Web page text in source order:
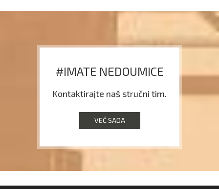
#IMATE NEDOUMICE
Kontaktirajte naš stručni tim.
VEĆ SADA